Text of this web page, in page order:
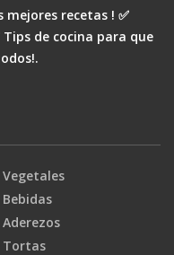
recetas ! ✅
de cocina para que
Vegetales
Bebidas
Aderezos
Tortas